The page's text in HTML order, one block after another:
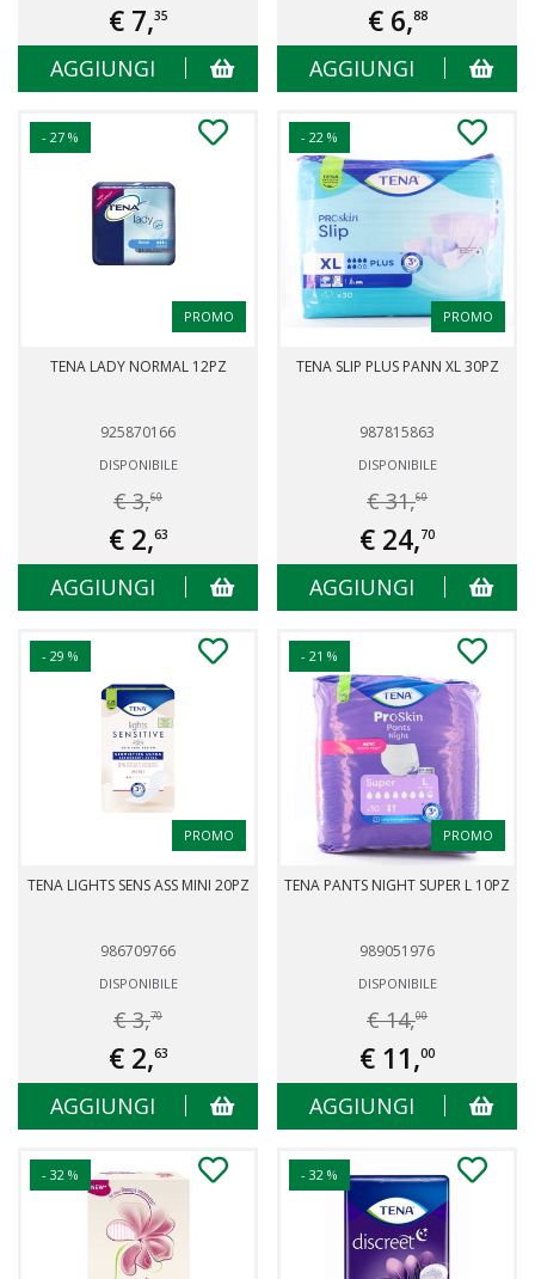
€ 7,35
AGGIUNGI
€ 6,88
AGGIUNGI
- 27 %
PROMO
TENA LADY NORMAL 12PZ
925870166
DISPONIBILE
€ 3,60
€ 2,63
AGGIUNGI
- 22 %
PROMO
TENA SLIP PLUS PANN XL 30PZ
987815863
DISPONIBILE
€ 31,60
€ 24,70
AGGIUNGI
- 29 %
PROMO
TENA LIGHTS SENS ASS MINI 20PZ
986709766
DISPONIBILE
€ 3,70
€ 2,63
AGGIUNGI
- 21 %
PROMO
TENA PANTS NIGHT SUPER L 10PZ
989051976
DISPONIBILE
€ 14,00
€ 11,00
AGGIUNGI
- 32 % - 32 %